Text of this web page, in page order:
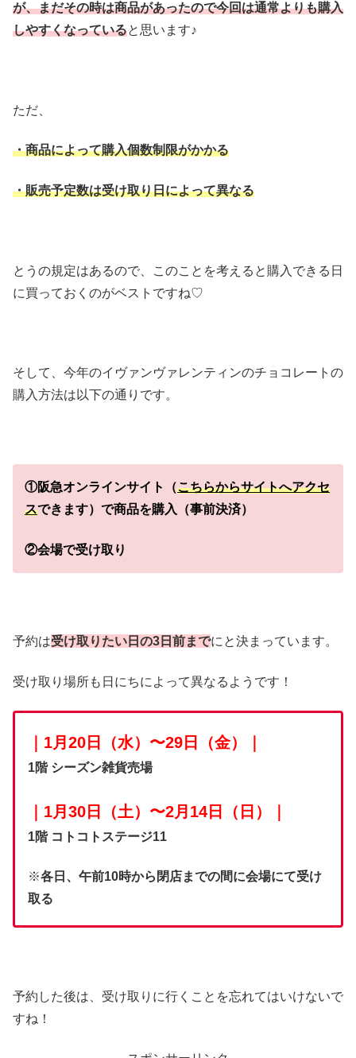
が、まだその時は商品があったので今回は通常よりも購入
しやすくなっていると思います♪
ただ、
・商品によって購入個数制限がかかる
・販売予定数は受け取り日によって異なる
とうの規定はあるので、このことを考えると購入できる日
に買っておくのがベストですね♡
そして、今年のイヴァンヴァレンティンのチョコレートの
購入方法は以下の通りです。
①阪急オンラインサイト（こちらからサイトへアクセ
スできます）で商品を購入（事前決済）
②会場で受け取り
予約は受け取りたい日の3日前までにと決まっています。
受け取り場所も日にちによって異なるようです！
｜1月20日（水）〜29日（金）｜
1階 シーズン雑貨売場
｜1月30日（土）〜2月14日（日）｜
1階 コトコトステージ11
※各日、午前10時から閉店までの間に会場にて受け
取る
予約した後は、受け取りに行くことを忘れてはいけないで
すね！